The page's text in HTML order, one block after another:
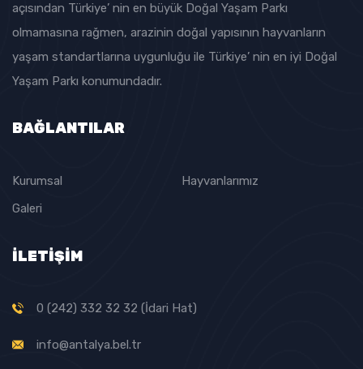
açısından Türkiye’ nin en büyük Doğal Yaşam Parkı
olmamasına rağmen, arazinin doğal yapısının hayvanların
yaşam standartlarına uygunluğu ile Türkiye’ nin en iyi Doğal
Yaşam Parkı konumundadır.
BAĞLANTILAR
Kurumsal
Hayvanlarımız
Galeri
İLETİŞİM
0 (242) 332 32 32 (İdari Hat)
info@antalya.bel.tr